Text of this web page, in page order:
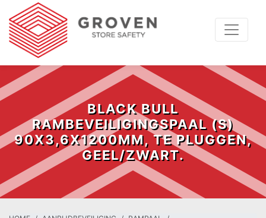
BLACK BULL
RAMBEVEILIGINGSPAAL (S)
90X3,6X1200MM, TE PLUGGEN,
GEEL/ZWART.